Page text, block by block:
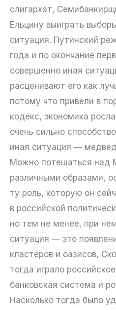
олигархат,
Ельцину выиграть
ситуация. Путинский
года и по окончание
совершенно иная
расценивают его как
потому что привели в
кодекс, экономика
очень сильно
иная ситуация —
Можно потешаться над
различными образами,
ту роль, которую он
в российской
но тем не менее, при
ситуация — это
кластеров и оазисов,
тогда играло
банковская система и
Насколько тогда было